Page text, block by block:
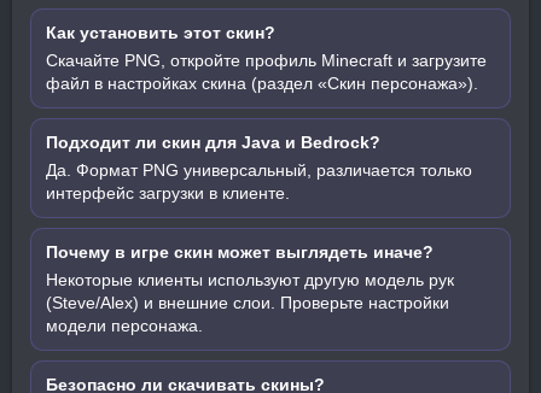
Как установить этот скин?
Скачайте PNG, откройте профиль Minecraft и загрузите
файл в настройках скина (раздел «Скин персонажа»).
Подходит ли скин для Java и Bedrock?
Да. Формат PNG универсальный, различается только
интерфейс загрузки в клиенте.
Почему в игре скин может выглядеть иначе?
Некоторые клиенты используют другую модель рук
(Steve/Alex) и внешние слои. Проверьте настройки
модели персонажа.
Безопасно ли скачивать скины?